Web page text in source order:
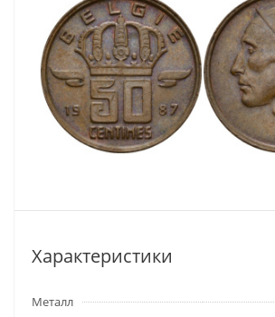
Характеристики
Металл